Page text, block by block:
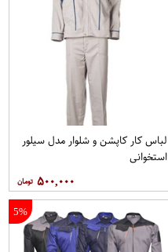
لباس کار کاپشن و شلوار مدل سیلور
استخوانی
۵۰۰,۰۰۰
5%